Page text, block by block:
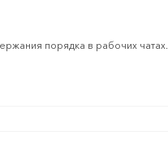
порядка в рабочих чатах.